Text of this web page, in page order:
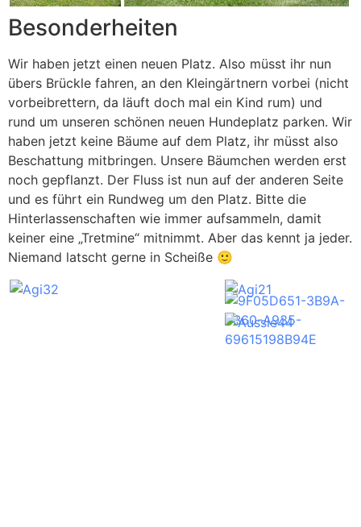
Besonderheiten
Wir haben jetzt einen neuen Platz. Also müsst ihr nun
übers Brückle fahren, an den Kleingärtnern vorbei (nicht
vorbeibrettern, da läuft doch mal ein Kind rum) und
rund um unseren schönen neuen Hundeplatz parken. Wir
haben jetzt keine Bäume auf dem Platz, ihr müsst also
Beschattung mitbringen. Unsere Bäumchen werden erst
noch gepflanzt. Der Fluss ist nun auf der anderen Seite
und es führt ein Rundweg um den Platz. Bitte die
Hinterlassenschaften wie immer aufsammeln, damit
keiner eine „Tretmine“ mitnimmt. Aber das kennt ja jeder.
Niemand latscht gerne in Scheiße 🙂